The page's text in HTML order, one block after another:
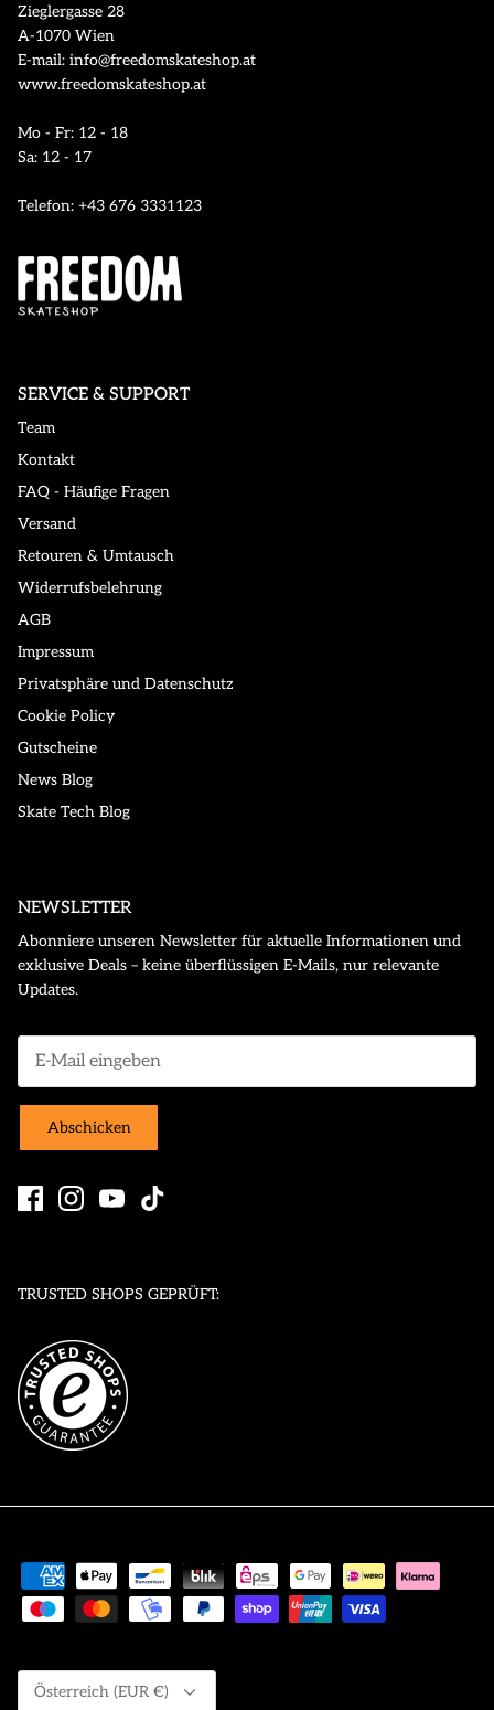
Zieglergasse 28
A-1070 Wien
E-mail: info@freedomskateshop.at
www.freedomskateshop.at
Mo - Fr: 12 - 18
Sa: 12 - 17
Telefon: +43 676 3331123
SERVICE & SUPPORT
Team
Kontakt
FAQ - Häufige Fragen
Versand
Retouren & Umtausch
Widerrufsbelehrung
AGB
Impressum
Privatsphäre und Datenschutz
Cookie Policy
Gutscheine
News Blog
Skate Tech Blog
NEWSLETTER
Abonniere unseren Newsletter für aktuelle Informationen und
exklusive Deals – keine überflüssigen E-Mails, nur relevante
Updates.
Abschicken
TRUSTED SHOPS GEPRÜFT:
Währung
Österreich (EUR €)